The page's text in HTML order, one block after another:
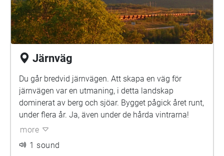
Järnväg
Du går bredvid järnvägen. Att skapa en väg för
järnvägen var en utmaning, i detta landskap
dominerat av berg och sjöar. Bygget pågick året runt,
under flera år. Ja, även under de hårda vintrarna!
more
1 sound